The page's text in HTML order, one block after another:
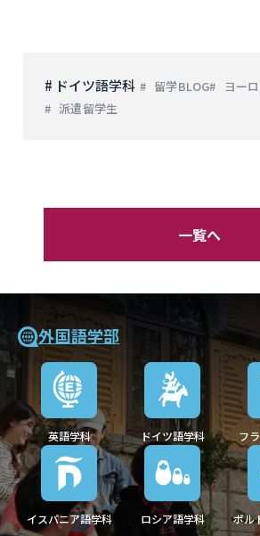
# ドイツ語学科 留学BLOG
ヨー
派遣留学生
一覧へ
外国語学部
英語学科 ドイツ語学科 フ
イスパニア語学科 ロシア語学科 ポル